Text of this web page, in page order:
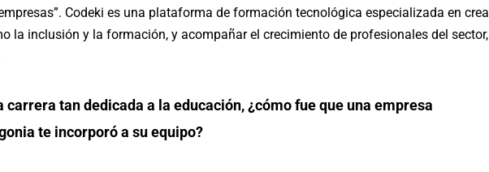
Codeki es una plataforma de formación tecnológica especializada en
la inclusión y la formación, y acompañar el crecimiento de profesionales del sector,
carrera tan dedicada a la educación, ¿cómo fue que una empresa
te incorporó a su equipo?